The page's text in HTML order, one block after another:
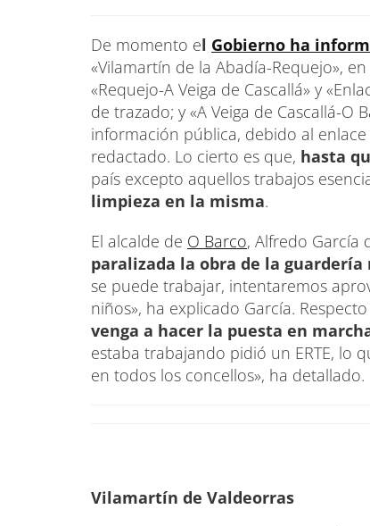
De momento el Gobierno ha
«Vilamartín de la Abadía-Requejo»,
«Requejo-A Veiga de Cascallá» y
de trazado; y «A Veiga de Cascallá-O
información pública, debido al
redactado. Lo cierto es que, hasta
país excepto aquellos trabajos
limpieza en la misma.
El alcalde de O Barco, Alfredo García
paralizada la obra de la
se puede trabajar, intentaremos
niños», ha explicado García.
venga a hacer la puesta en
estaba trabajando pidió un ERTE, lo
en todos los concellos», ha detallado.
Vilamartín de Valdeorras